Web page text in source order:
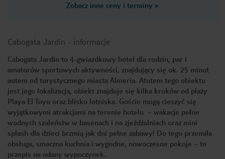
Zobacz inne ceny i terminy »
Cabogata Jardin - informacje
Cabogata Jardin to 4-gwiazdkowy hotel dla rodzin, par i
amatorów sportowych aktywności, znajdujący się ok. 25 minut
autem od turystycznego miasta Almeria. Atutem tego obiektu
jest jego lokalizacja, obiekt znajduje się kilka kroków od plaży
Playa El Toyo oraz blisko lotniska. Goście mogą cieszyć się
wyjątkowymi atrakcjami na terenie hotelu – wakacje pełne
wodnych szaleństw w basenach i na zjeżdżalniach oraz mini
splash dla dzieci brzmią jak dni pełne zabawy! Do tego przemiła
obsługa, smaczna kuchnia i wygodne, nowoczesne pokoje – to
przepis na udany wypoczynek.